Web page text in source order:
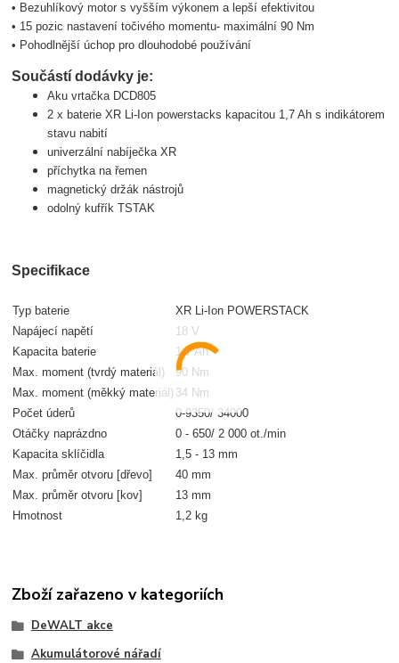
• Bezuhlíkový motor s vyšším výkonem a lepší efektivitou
• 15 pozic nastavení točivého momentu- maximální 90 Nm
• Pohodlnější úchop pro dlouhodobé používání
Součástí dodávky je:
Aku vrtačka DCD805
2 x baterie XR Li-Ion powerstacks kapacitou 1,7 Ah s indikátorem
stavu nabití
univerzální nabíječka XR
příchytka na řemen
magnetický držák nástrojů
odolný kufřík TSTAK
Specifikace
Typ baterie
XR Li-Ion POWERSTACK
Napájecí napětí
18 V
Kapacita baterie
1,7 Ah
Max. moment (tvrdý materiál)
90 Nm
Max. moment (měkký materiál) 34 Nm
Počet úderů
0-9350/ 34000
Otáčky naprázdno
0 - 650/ 2 000 ot./min
Kapacita sklíčidla
1,5 - 13 mm
Max. průměr otvoru [dřevo]
40 mm
Max. průměr otvoru [kov]
13 mm
Hmotnost
1,2 kg
Zboží zařazeno v kategoriích
DeWALT akce
Akumulátorové nářadí